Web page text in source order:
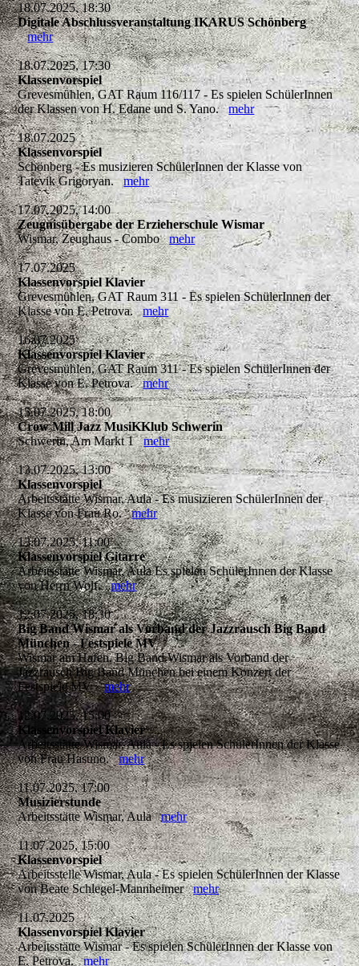
18.07.2025, 18:30
Digitale Abschlussveranstaltung IKARUS Schönberg
mehr
18.07.2025, 17:30
Klassenvorspiel
Grevesmühlen, GAT Raum 116/117 - Es spielen SchülerInnen
der Klassen von H. Edane und S. Yano.mehr
18.07.2025
Klassenvorspiel
Schönberg - Es musizieren SchülerInnen der Klasse von
Tatevik Grigoryan.mehr
17.07.2025, 14:00
Zeugnisübergabe der Erzieherschule Wismar
Wismar, Zeughaus - Combomehr
17.07.2025
Klassenvorspiel Klavier
Grevesmühlen, GAT Raum 311 - Es spielen SchülerInnen der
Klasse von E. Petrova.mehr
16.07.2025
Klassenvorspiel Klavier
Grevesmühlen, GAT Raum 311 - Es spielen SchülerInnen der
Klasse von E. Petrova.mehr
15.07.2025, 18:00
Crow Mill Jazz MusiKKlub Schwerin
Schwerin, Am Markt 1mehr
13.07.2025, 13:00
Klassenvorspiel
Arbeitsstätte Wismar, Aula - Es musizieren SchülerInnen der
Klasse von Frau Ro.mehr
13.07.2025, 11:00
Klassenvorspiel Gitarre
Arbeitsstätte Wismar, Aula Es spielen SchülerInnen der Klasse
von Herrn Wolf.mehr
12.07.2025, 18:30
Big Band Wismar als Vorband der Jazzrausch Big Band
München - Festspiele MV
Wismar am Hafen, Big Band Wismar als Vorband der
Jazzrausch Big Band München bei einem Konzert der
Festspiele MVmehr
12.07.2025, 15:00
Klassenvorspiel Klavier
Arbeitsstätte Wismar, Aula - Es spielen SchülerInnen der Klasse
von Frau Hasuno.mehr
11.07.2025, 17:00
Musizierstunde
Arbeitsstätte Wismar, Aulamehr
11.07.2025, 15:00
Klassenvorspiel
Arbeitsstelle Wismar, Aula - Es spielen SchülerInnen der Klasse
von Beate Schlegel-Mannheimermehr
11.07.2025
Klassenvorspiel Klavier
Arbeitsstätte Wismar - Es spielen SchülerInnen der Klasse von
E. Petrova.mehr